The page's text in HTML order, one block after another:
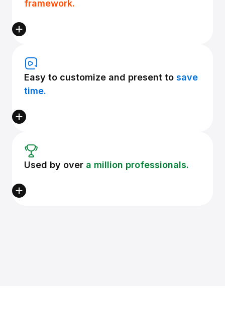
framework.
Easy to customize and present to save
time.
Used by over a million professionals.